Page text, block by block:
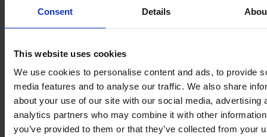
Consent Details
This website uses cookies
We use cookies to personalise content and ads, to provide
media features and to analyse our traffic. We also share
about your use of our site with our social media, advertising
analytics partners who may combine it with other
you’ve provided to them or that they’ve collected from your
ら送られてくるアンケートだ。ベビーブーマー世
#4 アンケートを送るのにどんな手段を
使っているのか？